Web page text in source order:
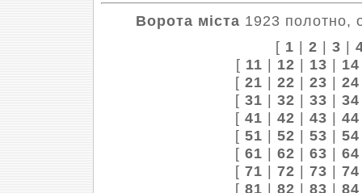
Ворота міста 1923 полотно,
[ 1 | 2 | 3 |
[ 11 | 12 | 13 | 14
[ 21 | 22 | 23 | 24
[ 31 | 32 | 33 | 34
[ 41 | 42 | 43 | 44
[ 51 | 52 | 53 | 54
[ 61 | 62 | 63 | 64
[ 71 | 72 | 73 | 74
[ 81 | 82 | 83 | 84